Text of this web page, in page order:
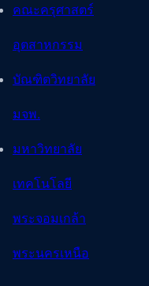
คณะครุศาสตร์
อุตสาหกรรม
บัณฑิตวิทยาลัย
มจพ.
มหาวิทยาลัย
เทคโนโลยี
พระจอมเกล้า
พระนครเหนือ